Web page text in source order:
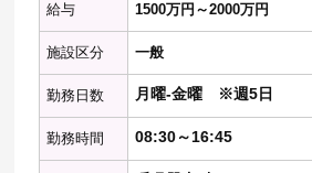
給与 1500万円～2000万円
施設区分 一般
勤務日数 月曜-金曜 ※週5日
勤務時間 08:30～16:45